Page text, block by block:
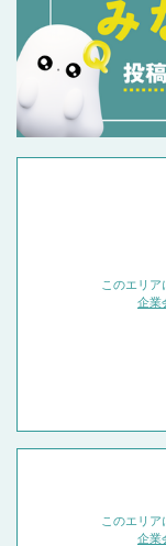
このエリア
企業
このエリア
企業